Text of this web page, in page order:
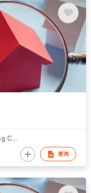
Sitami Film Decoration Engineering Co Ltd
查询